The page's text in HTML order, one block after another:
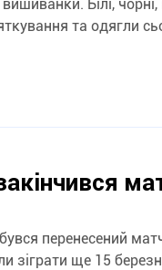
Білі, чорні,
та одягли
перенесений
зіграти ще 15